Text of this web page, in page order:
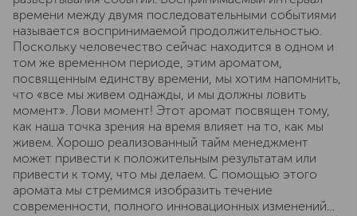
времени между двумя последовательными событиями
называется воспринимаемой продолжительностью.
Поскольку человечество сейчас находится в одном и
том же временном периоде, этим ароматом,
посвященным единству времени, мы хотим напомнить,
что «все мы живем однажды, и мы должны ловить
момент». Лови момент! Этот аромат посвящен тому,
как наша точка зрения на время влияет на то, как мы
живем. Хорошо реализованный тайм менеджмент
может привести к положительным результатам или
привести к тому, что мы делаем. С помощью этого
аромата мы стремимся изобразить течение
современности, полного инновационных изменений…